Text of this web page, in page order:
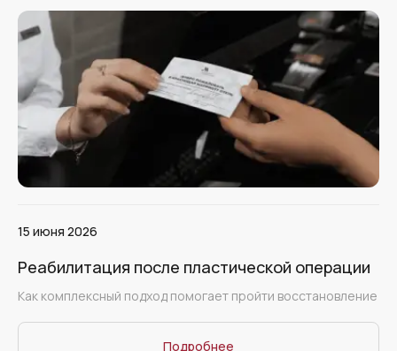
15 июня 2026
Реабилитация после пластической операции
Как комплексный подход помогает пройти восстановление
Подробнее